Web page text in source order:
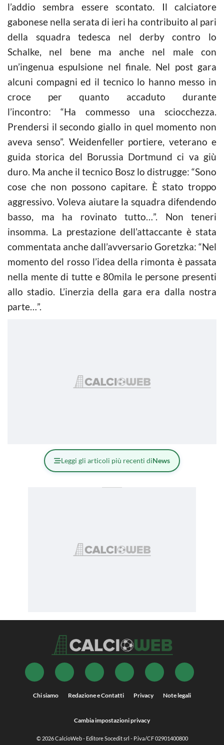
l’addio sembra essere scontato. Il calciatore
gabonese nella serata di ieri ha contribuito al pari
della squadra tedesca nel derby contro lo
Schalke, nel bene ma anche nel male con
un’ingenua espulsione nel finale. Nel post gara
alcuni compagni ed il tecnico lo hanno messo in
croce per quanto accaduto durante
l’incontro: “Ha commesso una sciocchezza.
Prendersi il secondo giallo in quel momento non
aveva senso”. Weidenfeller portiere, veterano e
guida storica del Borussia Dortmund ci va giù
duro. Ma anche il tecnico Bosz lo distrugge: “Sono
cose che non possono capitare. È stato troppo
aggressivo. Voleva aiutare la squadra difendendo
basso, ma ha rovinato tutto…”. Non teneri
insomma. La prestazione dell’attaccante è stata
commentata anche dall’avversario Goretzka: “Nel
momento del rosso l’idea della rimonta è passata
nella mente di tutte e 80mila le persone presenti
allo stadio. L’inerzia della gara era dalla nostra
parte…”.
Leggi gli articoli più recenti diNews
Chi siamo Redazione e Contatti Privacy Note legali
Cambia impostazioni privacy
© 2026CalcioWeb- Editore Socedit srl - P.iva/CF 02901400800